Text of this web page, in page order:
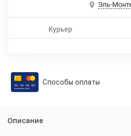
Эль-
Курьер
Способы оплаты
Описание